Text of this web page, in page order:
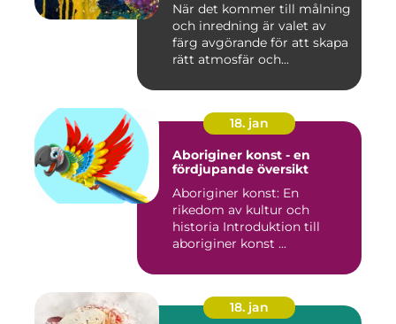
När det kommer till målning
och inredning är valet av
färg avgörande för att skapa
rätt atmosfär och...
18. jan
Aboriginer konst - en
fördjupande översikt
Aboriginer konst: En
rikedom av kultur och
historia Introduktion till
aboriginer konst ...
18. jan